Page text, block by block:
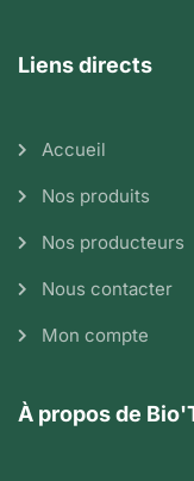
Liens directs
Accueil
Nos produits
Nos producteurs
Nous contacter
Mon compte
À propos de